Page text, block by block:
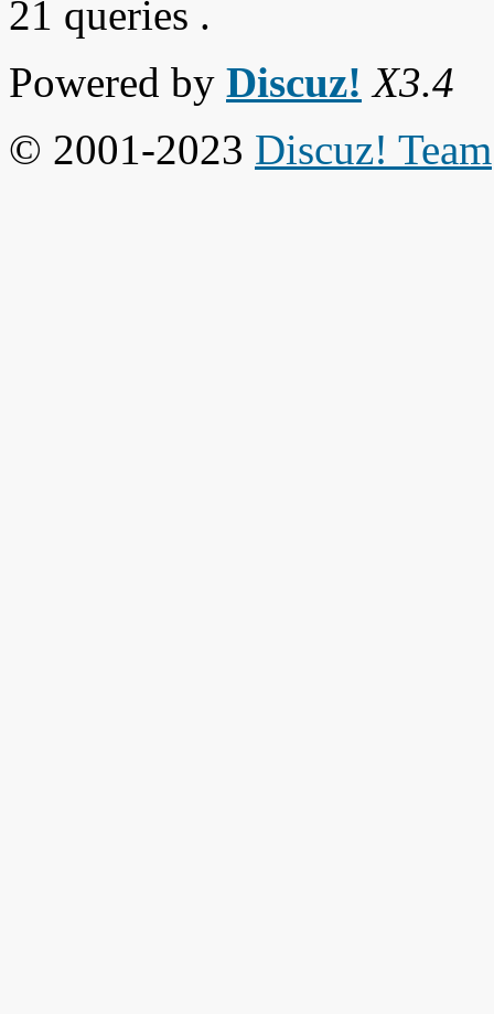
21 queries .
Powered by Discuz! X3.4
© 2001-2023 Discuz! Team